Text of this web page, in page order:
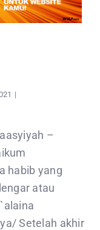
|
–
habib yang
atau
Setelah akhir